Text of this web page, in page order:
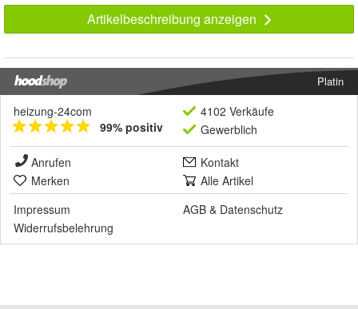
Artikelbeschreibung anzeigen
Platin
heizung-24com
99% positiv
4102 Verkäufe
Gewerblich
Anrufen
Kontakt
Merken
Alle Artikel
Impressum
AGB & Datenschutz
Widerrufsbelehrung